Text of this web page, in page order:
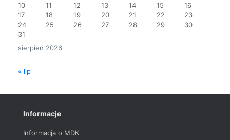
sierpień 2026
10
11 12 13 14 15
16
17
18 19 20 21 22
23
24
25 26 27 28 29
30
31
« lip
Informacje
Informacja o MDK